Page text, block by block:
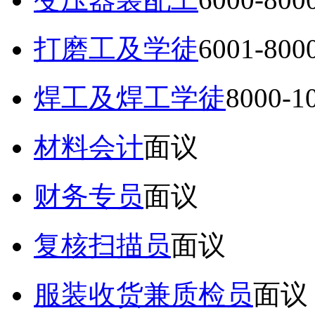
打磨工及学徒6001-
焊工及焊工学徒8000-
材料会计面议
财务专员面议
复核扫描员面议
服装收货兼质检员面议